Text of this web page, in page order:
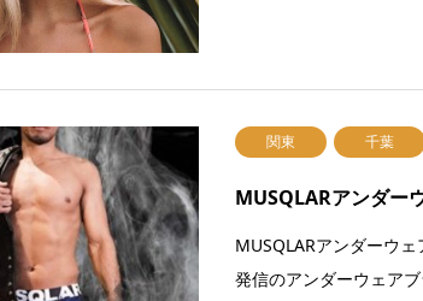
関東 千葉
MUSQLARアンダー
MUSQLARアンダーウ
発信のアンダーウェア